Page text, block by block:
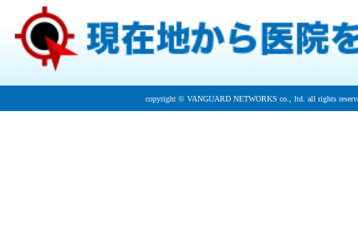
copyright © VANGUARD NETWORKS co., ltd. all rights